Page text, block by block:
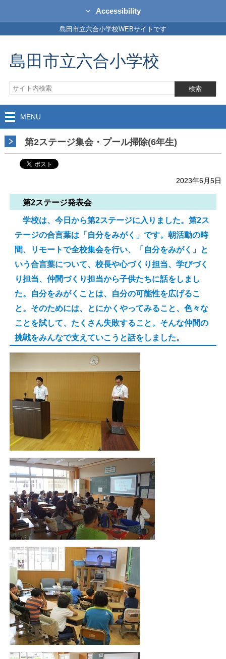
Accessibility
島田市立六合小学校WEBサイトです
島田市立六合小学校
MENU
第2ステージ集会・プール掃除(6年生)
2023年6月5日
第2ステージ発表会
学校は、今日から第2ステージに入りました。第2ス
テージの合言葉は「自分をみがく」です。朝活動の時
間、リモートで全校集会を行い、「自分をみがく」と
いう合言葉について、校長や心づくり担当、学びづく
り担当、仲間づくり担当から子供たちに話をしまし
た。自分をみがくことは、自分の可能性を広げるこ
と。そのためには、とにかくやってみること、色々な
ことを試して、たくさん失敗すること。そんな仲間の
挑戦をみんなで支えていこうと話をしました。